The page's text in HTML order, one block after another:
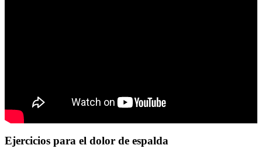
Ejercicios para el dolor de espalda